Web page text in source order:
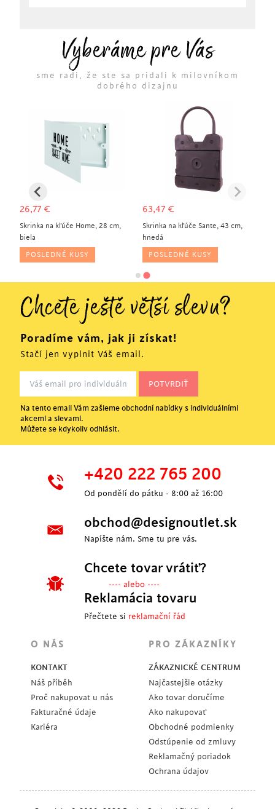
Vyberáme pre Vás
sme radi, že ste sa pridali k milovníkom
dobrého dizajnu
26,77 €
Skrinka na kľúče Home, 28 cm,
biela
POSLEDNÉ KUSY
63,47 €
Skrinka na kľúče Sante, 43 cm,
hnedá
POSLEDNÉ KUSY
Chcete ještě větší slevu?
Poradíme vám, jak ji získat!
Stačí jen vyplnit Váš email.
Na tento email Vám zašleme obchodní nabídky s individuálními
akcemi a slevami.
Můžete se kdykoliv odhlásit.
+420 222 765 200
Od pondělí do pátku - 8:00 až 16:00
obchod@designoutlet.sk
Napíšte nám. Sme tu pre vás.
Chcete tovar vrátiť?
---- alebo ----
Reklamácia tovaru
Přečtete si reklamační řád
O NÁS
KONTAKT
Náš příběh
Proč nakupovat u nás
Fakturačné údaje
Kariéra
PRO ZÁKAZNÍKY
ZÁKAZNICKÉ CENTRUM
Najčastejšie otázky
Ako tovar doručíme
Ako nakupovať
Obchodné podmienky
Odstúpenie od zmluvy
Reklamačný poriadok
Ochrana údajov